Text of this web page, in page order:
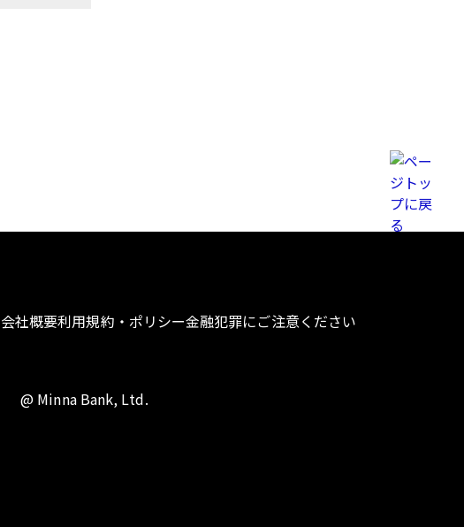
会社概要利用規約・ポリシー金融犯罪にご注意ください
@ Minna Bank, Ltd.